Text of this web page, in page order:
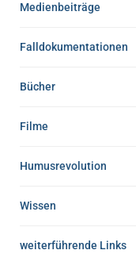
Medienbeiträge
Falldokumentationen
Bücher
Filme
Humusrevolution
Wissen
weiterführende Links